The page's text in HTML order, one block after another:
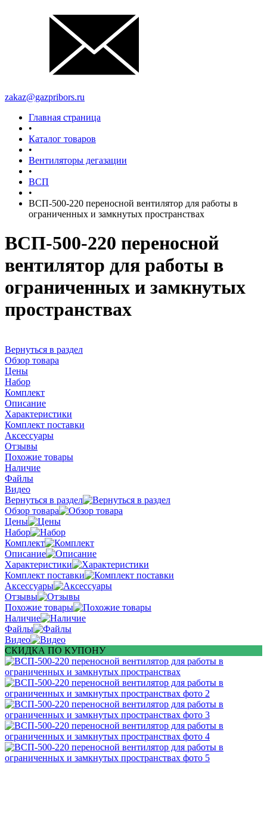
zakaz@gazpribors.ru
Главная страница
•
Каталог товаров
•
Вентиляторы дегазации
•
ВСП
•
ВСП-500-220 переносной вентилятор для работы в
ограниченных и замкнутых пространствах
ВСП-500-220 переносной
вентилятор для работы в
ограниченных и замкнутых
пространствах
Вернуться в раздел
Обзор товара
Цены
Набор
Комплект
Описание
Характеристики
Комплект поставки
Аксессуары
Отзывы
Похожие товары
Наличие
Файлы
Видео
Вернуться в раздел
Обзор товара
Цены
Набор
Комплект
Описание
Характеристики
Комплект поставки
Аксессуары
Отзывы
Похожие товары
Наличие
Файлы
Видео
СКИДКА ПО КУПОНУ